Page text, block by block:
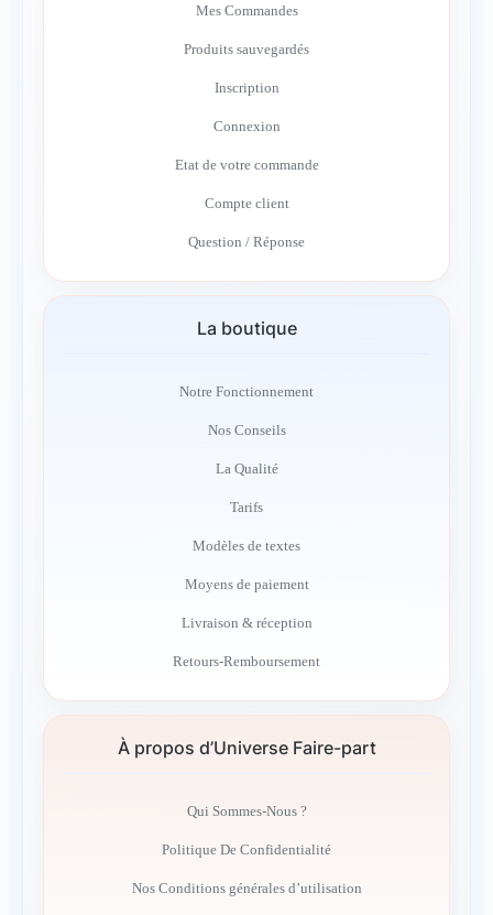
Mes Commandes
Produits sauvegardés
Inscription
Connexion
Etat de votre commande
Compte client
Question / Réponse
La boutique
Notre Fonctionnement
Nos Conseils
La Qualité
Tarifs
Modèles de textes
Moyens de paiement
Livraison & réception
Retours-Remboursement
À propos d’Universe Faire-part
Qui Sommes-Nous ?
Politique De Confidentialité
Nos Conditions générales d’utilisation